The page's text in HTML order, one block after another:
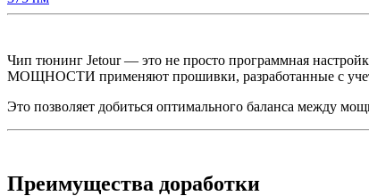
Чип тюнинг Jetour — это не просто программная
МОЩНОСТИ применяют прошивки, разработанные с
Это позволяет добиться оптимального баланса между
Преимущества доработки